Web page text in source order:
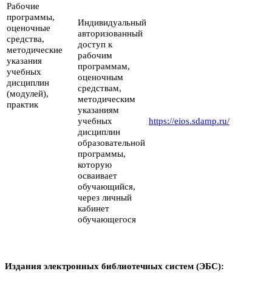
Рабочие
программы,
оценочные
средства,
методические
указания
учебных
дисциплин
(модулей),
практик
Индивидуальный
авторизованный
доступ к
рабочим
программам,
оценочным
средствам,
методическим
указаниям
учебных
дисциплин
образовательной
программы,
которую
осваивает
обучающийся,
через личный
кабинет
обучающегося
https://eios.sdamp.ru/
Издания электронных библиотечных систем (ЭБС):